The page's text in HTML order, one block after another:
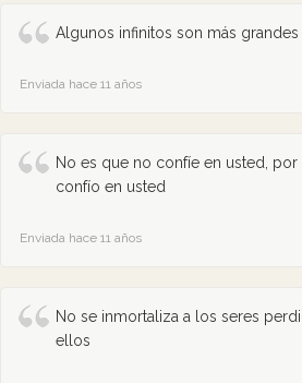
Algunos infinitos son más
Enviada hace 11 años
No es que no confíe en usted,
confío en usted
Enviada hace 11 años
No se inmortaliza a los seres
ellos